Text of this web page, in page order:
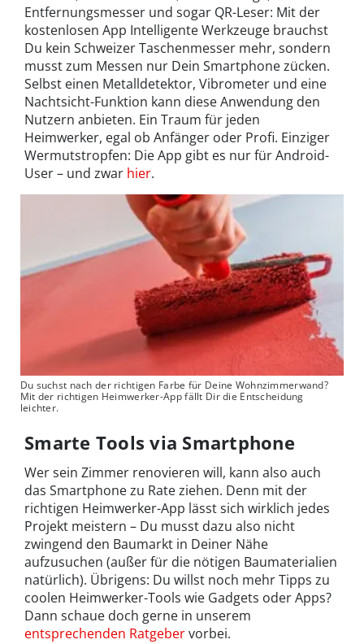
Entfernungsmesser und sogar QR-Leser: Mit der
kostenlosen App Intelligente Werkzeuge brauchst
Du kein Schweizer Taschenmesser mehr, sondern
musst zum Messen nur Dein Smartphone zücken.
Selbst einen Metalldetektor, Vibrometer und eine
Nachtsicht-Funktion kann diese Anwendung den
Nutzern anbieten. Ein Traum für jeden
Heimwerker, egal ob Anfänger oder Profi. Einziger
Wermutstropfen: Die App gibt es nur für Android-
User – und zwar hier.
Du suchst nach der richtigen Farbe für Deine Wohnzimmerwand?
Mit der richtigen Heimwerker-App fällt Dir die Entscheidung
leichter.
Smarte Tools via Smartphone
Wer sein Zimmer renovieren will, kann also auch
das Smartphone zu Rate ziehen. Denn mit der
richtigen Heimwerker-App lässt sich wirklich jedes
Projekt meistern – Du musst dazu also nicht
zwingend den Baumarkt in Deiner Nähe
aufzusuchen (außer für die nötigen Baumaterialien
natürlich). Übrigens: Du willst noch mehr Tipps zu
coolen Heimwerker-Tools wie Gadgets oder Apps?
Dann schaue doch gerne in unserem
entsprechenden Ratgebervorbei.